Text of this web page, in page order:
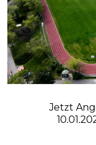
Jetzt